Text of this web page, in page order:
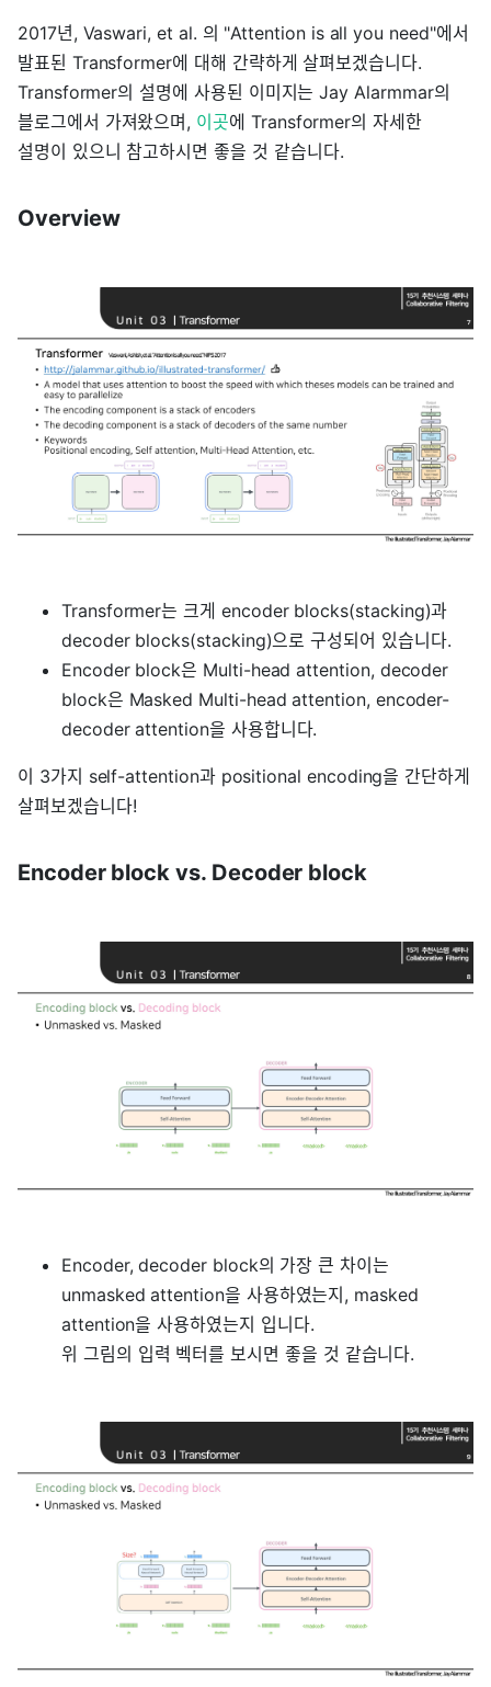
2017년, Vaswari, et al. 의 "Attention is all you need"에서
발표된 Transformer에 대해 간략하게 살펴보겠습니다.
Transformer의 설명에 사용된 이미지는 Jay Alarmmar의
블로그에서 가져왔으며, 이곳에 Transformer의 자세한
설명이 있으니 참고하시면 좋을 것 같습니다.
Overview
Transformer는 크게 encoder blocks(stacking)과
decoder blocks(stacking)으로 구성되어 있습니다.
Encoder block은 Multi-head attention, decoder
block은 Masked Multi-head attention, encoder-
decoder attention을 사용합니다.
이 3가지 self-attention과 positional encoding을 간단하게
살펴보겠습니다!
Encoder block vs. Decoder block
Encoder, decoder block의 가장 큰 차이는
unmasked attention을 사용하였는지, masked
attention을 사용하였는지 입니다.
위 그림의 입력 벡터를 보시면 좋을 것 같습니다.